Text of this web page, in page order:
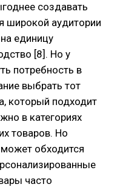
создавать
широкой аудитории
единицу
[8]. Но у
потребность в
выбрать тот
который подходит
в категориях
товаров. Но
обходится
часто